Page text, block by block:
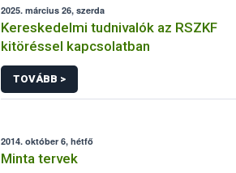
2025. március 26, szerda
Kereskedelmi tudnivalók az RSZKF
kitöréssel kapcsolatban
TOVÁBB >
2014. október 6, hétfő
Minta tervek